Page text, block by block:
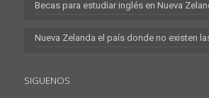
Becas para estudiar inglés en Nueva
Nueva Zelanda el país donde no existen
SIGUENOS